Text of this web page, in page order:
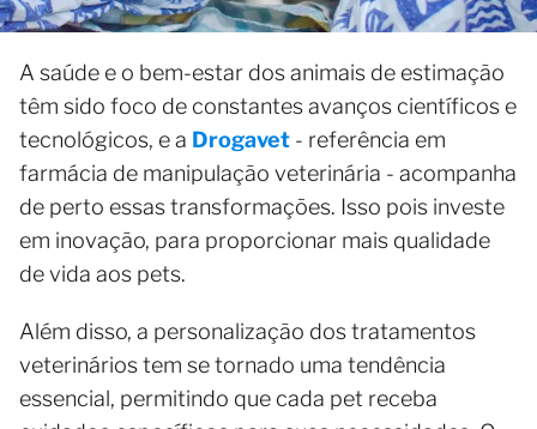
A saúde e o bem-estar dos animais de estimação
têm sido foco de constantes avanços científicos e
tecnológicos, e a Drogavet - referência em
farmácia de manipulação veterinária - acompanha
de perto essas transformações. Isso pois investe
em inovação, para proporcionar mais qualidade
de vida aos pets.
Além disso, a personalização dos tratamentos
veterinários tem se tornado uma tendência
essencial, permitindo que cada pet receba